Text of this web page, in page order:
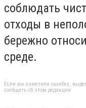
соблюдать
отходы в
бережно
среде.
Если вы заметили ошибку,
сообщить об этом редакции